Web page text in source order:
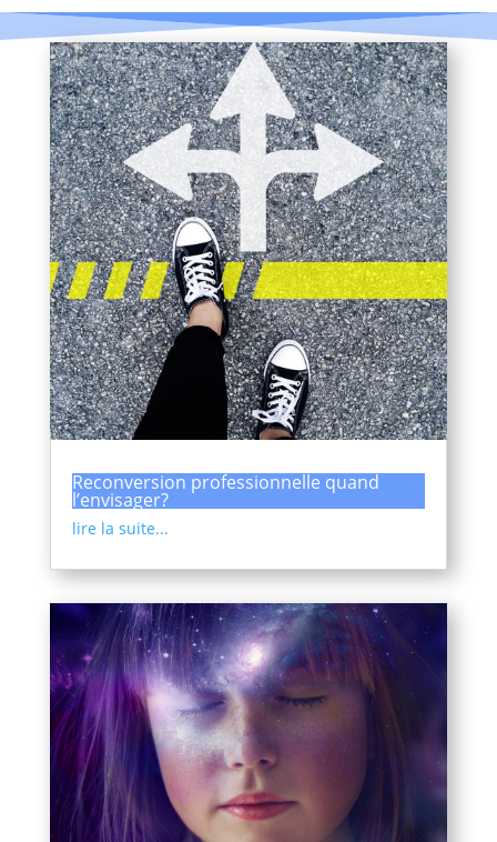
Reconversion professionnelle quand
l’envisager?
lire la suite...